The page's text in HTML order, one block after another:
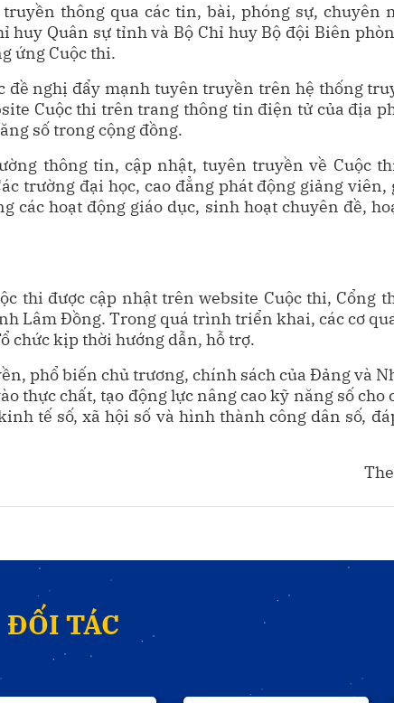
thông qua các tin, bài, phóng sự, chuyên
huy Quân sự tỉnh và Bộ Chỉ huy Bộ đội Biên
ứng Cuộc thi.
đề nghị đẩy mạnh tuyên truyền trên hệ thống
Cuộc thi trên trang thông tin điện tử của địa
số trong cộng đồng.
thông tin, cập nhật, tuyên truyền về Cuộc
trường đại học, cao đẳng phát động giảng
hoạt động giáo dục, sinh hoạt chuyên đề,
thi được cập nhật trên website Cuộc thi, Cổng
Lâm Đồng. Trong quá trình triển khai, các cơ
chức kịp thời hướng dẫn, hỗ trợ.
phổ biến chủ trương, chính sách của Đảng và
thực chất, tạo động lực nâng cao kỹ năng số cho
tế số, xã hội số và hình thành công dân số,
ĐỐI TÁC